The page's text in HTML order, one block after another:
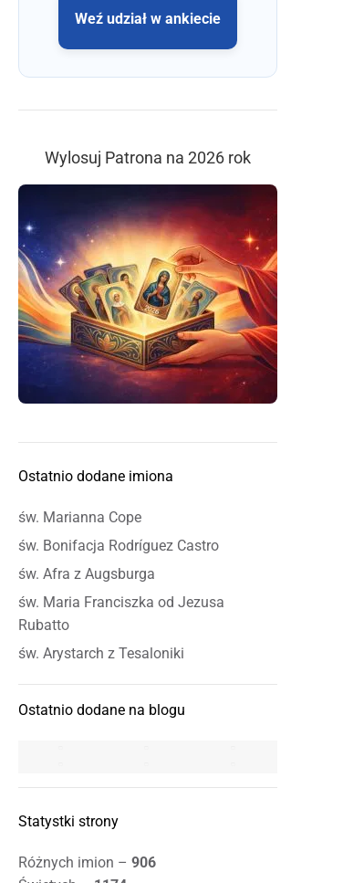
Weź udział w ankiecie
Wylosuj Patrona na 2026 rok
Ostatnio dodane imiona
św. Marianna Cope
św. Bonifacja Rodríguez Castro
św. Afra z Augsburga
św. Maria Franciszka od Jezusa
Rubatto
św. Arystarch z Tesaloniki
Ostatnio dodane na blogu
Statystki strony
Różnych imion – 906